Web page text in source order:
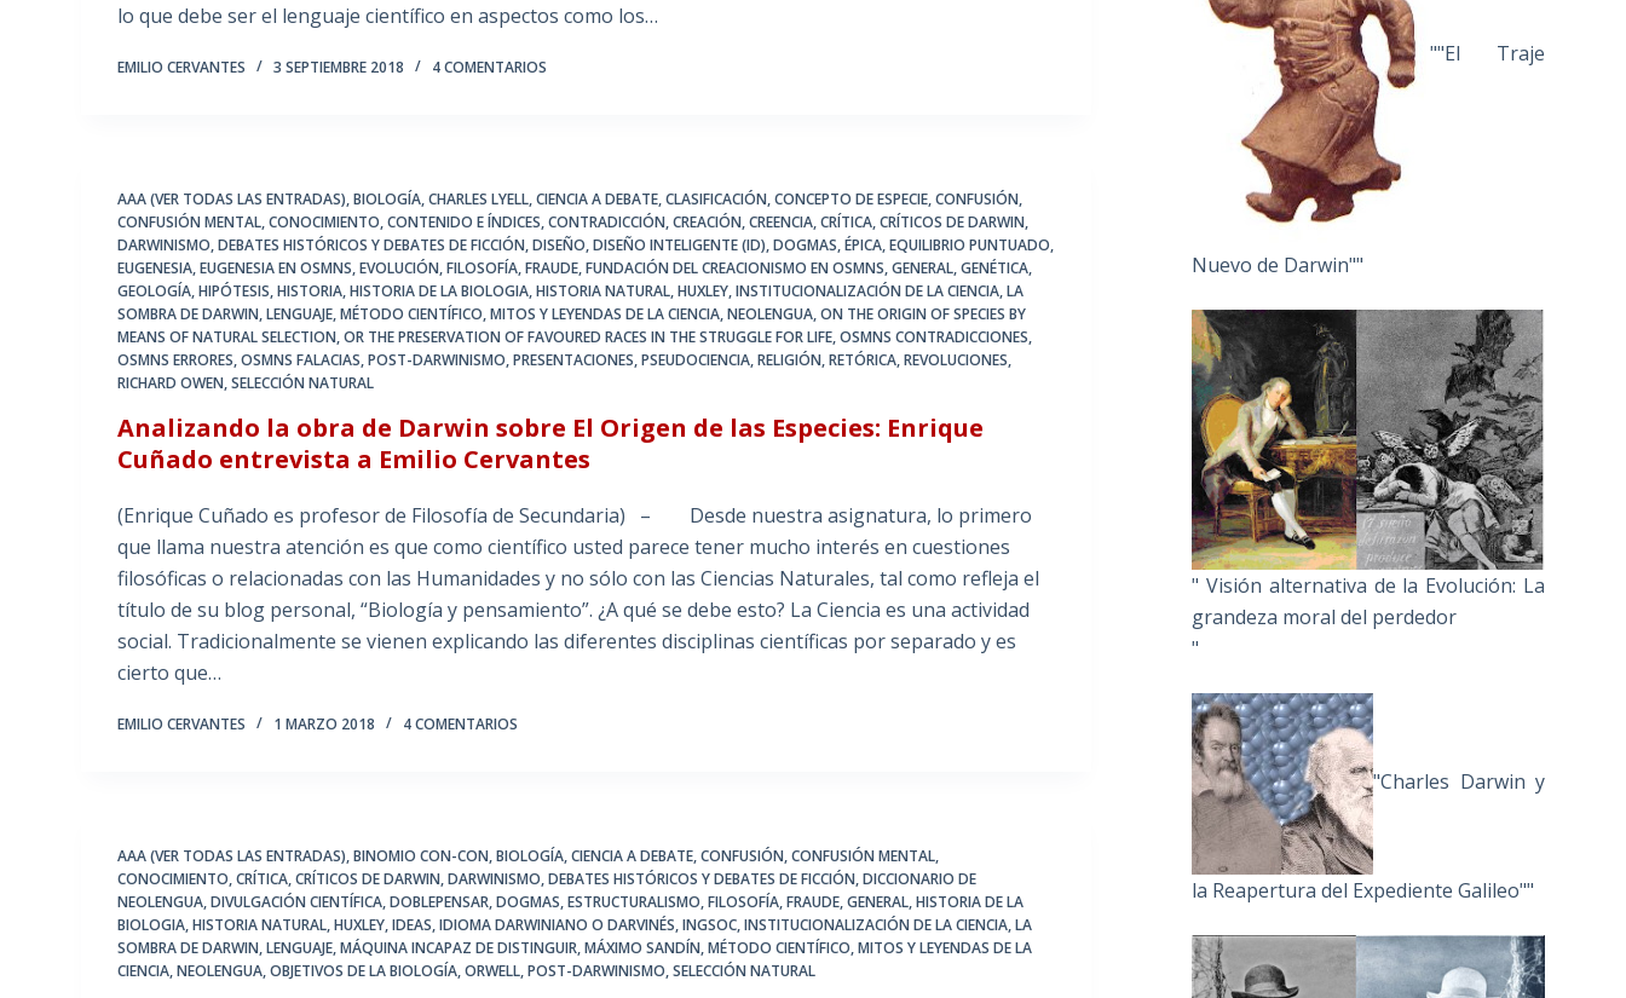
lo que debe ser el lenguaje científico en aspectos como los…
EMILIO CERVANTES 3 SEPTIEMBRE 2018 4 COMENTARIOS
AAA (VER TODAS LAS ENTRADAS),BIOLOGÍA,CHARLES LYELL,CIENCIA A DEBATE,CLASIFICACIÓN,CONCEPTO DE ESPECIE,CONFUSIÓN,
CONFUSIÓN MENTAL,CONOCIMIENTO,CONTENIDO E ÍNDICES,CONTRADICCIÓN,CREACIÓN,CREENCIA,CRÍTICA,CRÍTICOS DE DARWIN,
DARWINISMO,DEBATES HISTÓRICOS Y DEBATES DE FICCIÓN,DISEÑO,DISEÑO INTELIGENTE (ID),DOGMAS,ÉPICA,EQUILIBRIO PUNTUADO,
EUGENESIA,EUGENESIA EN OSMNS,EVOLUCIÓN,FILOSOFÍA,FRAUDE,FUNDACIÓN DEL CREACIONISMO EN OSMNS,GENERAL,GENÉTICA,
GEOLOGÍA,HIPÓTESIS,HISTORIA,HISTORIA DE LA BIOLOGIA,HISTORIA NATURAL,HUXLEY,INSTITUCIONALIZACIÓN DE LA CIENCIA,LA
SOMBRA DE DARWIN,LENGUAJE,MÉTODO CIENTÍFICO,MITOS Y LEYENDAS DE LA CIENCIA,NEOLENGUA,ON THE ORIGIN OF SPECIES BY
MEANS OF NATURAL SELECTION,OR THE PRESERVATION OF FAVOURED RACES IN THE STRUGGLE FOR LIFE,OSMNS CONTRADICCIONES,
OSMNS ERRORES,OSMNS FALACIAS,POST-DARWINISMO,PRESENTACIONES,PSEUDOCIENCIA,RELIGIÓN,RETÓRICA,REVOLUCIONES,
RICHARD OWEN,SELECCIÓN NATURAL
Analizando la obra de Darwin sobre El Origen de las Especies: Enrique
Cuñado entrevista a Emilio Cervantes
(Enrique Cuñado es profesor de Filosofía de Secundaria) – Desde nuestra asignatura, lo primero
que llama nuestra atención es que como científico usted parece tener mucho interés en cuestiones
filosóficas o relacionadas con las Humanidades y no sólo con las Ciencias Naturales, tal como refleja el
título de su blog personal, “Biología y pensamiento”. ¿A qué se debe esto? La Ciencia es una actividad
social. Tradicionalmente se vienen explicando las diferentes disciplinas científicas por separado y es
cierto que…
EMILIO CERVANTES 1 MARZO 2018 4 COMENTARIOS
AAA (VER TODAS LAS ENTRADAS),BINOMIO CON-CON,BIOLOGÍA,CIENCIA A DEBATE,CONFUSIÓN,CONFUSIÓN MENTAL,
CONOCIMIENTO,CRÍTICA,CRÍTICOS DE DARWIN,DARWINISMO,DEBATES HISTÓRICOS Y DEBATES DE FICCIÓN,DICCIONARIO DE
NEOLENGUA,DIVULGACIÓN CIENTÍFICA,DOBLEPENSAR,DOGMAS,ESTRUCTURALISMO,FILOSOFÍA,FRAUDE,GENERAL,HISTORIA DE LA
BIOLOGIA,HISTORIA NATURAL,HUXLEY,IDEAS,IDIOMA DARWINIANO O DARVINÉS,INGSOC,INSTITUCIONALIZACIÓN DE LA CIENCIA,LA
SOMBRA DE DARWIN,LENGUAJE,MÁQUINA INCAPAZ DE DISTINGUIR,MÁXIMO SANDÍN,MÉTODO CIENTÍFICO,MITOS Y LEYENDAS DE LA
CIENCIA,NEOLENGUA,OBJETIVOS DE LA BIOLOGÍA,ORWELL,POST-DARWINISMO,SELECCIÓN NATURAL
""El Traje
Nuevo de Darwin""
" Visión alternativa de la Evolución: La
grandeza moral del perdedor
"
"Charles Darwin y
la Reapertura del Expediente Galileo""